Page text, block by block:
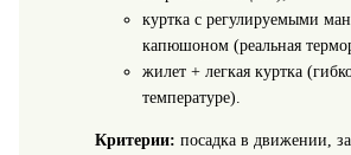
куртка с регулируемыми
капюшоном (реальная
жилет + легкая куртка
температуре).
Критерии: посадка в движении,